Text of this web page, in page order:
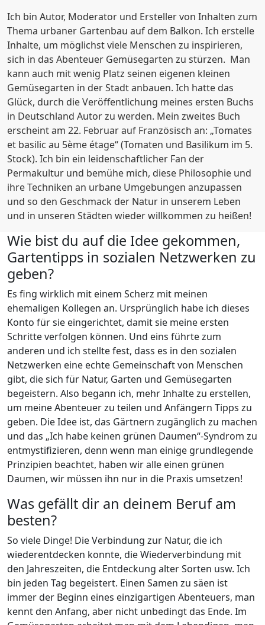
Ich bin Autor, Moderator und Ersteller von Inhalten zum
Thema urbaner Gartenbau auf dem Balkon. Ich erstelle
Inhalte, um möglichst viele Menschen zu inspirieren,
sich in das Abenteuer Gemüsegarten zu stürzen. Man
kann auch mit wenig Platz seinen eigenen kleinen
Gemüsegarten in der Stadt anbauen. Ich hatte das
Glück, durch die Veröffentlichung meines ersten Buchs
in Deutschland Autor zu werden. Mein zweites Buch
erscheint am 22. Februar auf Französisch an: „Tomates
et basilic au 5ème étage“ (Tomaten und Basilikum im 5.
Stock). Ich bin ein leidenschaftlicher Fan der
Permakultur und bemühe mich, diese Philosophie und
ihre Techniken an urbane Umgebungen anzupassen
und so den Geschmack der Natur in unserem Leben
und in unseren Städten wieder willkommen zu heißen!
Wie bist du auf die Idee gekommen,
Gartentipps in sozialen Netzwerken zu
geben?
Es fing wirklich mit einem Scherz mit meinen
ehemaligen Kollegen an. Ursprünglich habe ich dieses
Konto für sie eingerichtet, damit sie meine ersten
Schritte verfolgen können. Und eins führte zum
anderen und ich stellte fest, dass es in den sozialen
Netzwerken eine echte Gemeinschaft von Menschen
gibt, die sich für Natur, Garten und Gemüsegarten
begeistern. Also begann ich, mehr Inhalte zu erstellen,
um meine Abenteuer zu teilen und Anfängern Tipps zu
geben. Die Idee ist, das Gärtnern zugänglich zu machen
und das „Ich habe keinen grünen Daumen“-Syndrom zu
entmystifizieren, denn wenn man einige grundlegende
Prinzipien beachtet, haben wir alle einen grünen
Daumen, wir müssen ihn nur in die Praxis umsetzen!
Was gefällt dir an deinem Beruf am
besten?
So viele Dinge! Die Verbindung zur Natur, die ich
wiederentdecken konnte, die Wiederverbindung mit
den Jahreszeiten, die Entdeckung alter Sorten usw. Ich
bin jeden Tag begeistert. Einen Samen zu säen ist
immer der Beginn eines einzigartigen Abenteuers, man
kennt den Anfang, aber nicht unbedingt das Ende. Im